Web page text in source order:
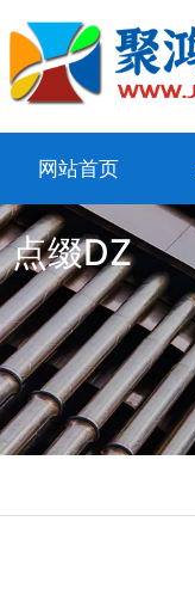
网站首页
点缀DZ